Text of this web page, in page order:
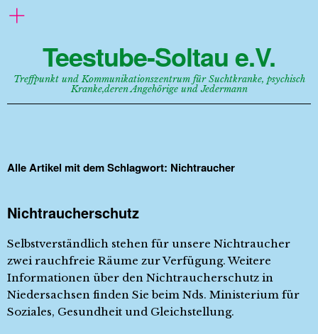
Teestube-Soltau e.V.
Treffpunkt und Kommunikationszentrum für Suchtkranke, psychisch
Kranke,deren Angehörige und Jedermann
Alle Artikel mit dem Schlagwort: Nichtraucher
Nichtraucherschutz
Selbstverständlich stehen für unsere Nichtraucher
zwei rauchfreie Räume zur Verfügung. Weitere
Informationen über den Nichtraucherschutz in
Niedersachsen finden Sie beim Nds. Ministerium für
Soziales, Gesundheit und Gleichstellung.